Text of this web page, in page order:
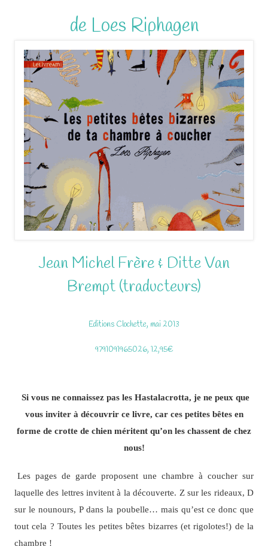
de Loes Riphagen
Jean Michel Frère & Ditte Van
Brempt (traducteurs)
Editions Clochette, mai 2013
9791091965026, 12,95€
Si vous ne connaissez pas les Hastalacrotta, je ne peux que
vous inviter à découvrir ce livre, car ces petites bêtes en
forme de crotte de chien méritent qu’on les chassent de chez
nous!
Les pages de garde proposent une chambre à coucher sur
laquelle des lettres invitent à la découverte. Z sur les rideaux, D
sur le nounours, P dans la poubelle… mais qu’est ce donc que
tout cela ? Toutes les petites bêtes bizarres (et rigolotes!) de la
chambre !